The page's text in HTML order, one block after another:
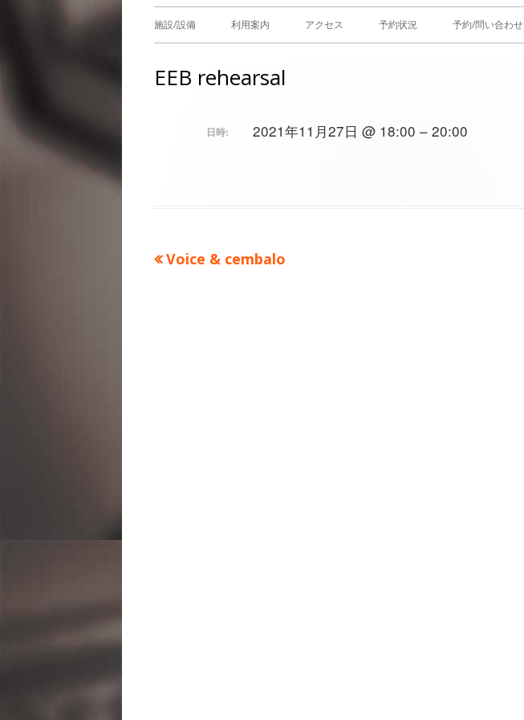
メ
ン
施設/設備 利用案内 アクセス 予約状況 予約/問い合わせ
EEB rehearsal
日時: 2021年11月27日 @ 18:00 – 20:00
投前
Voice & cembalo